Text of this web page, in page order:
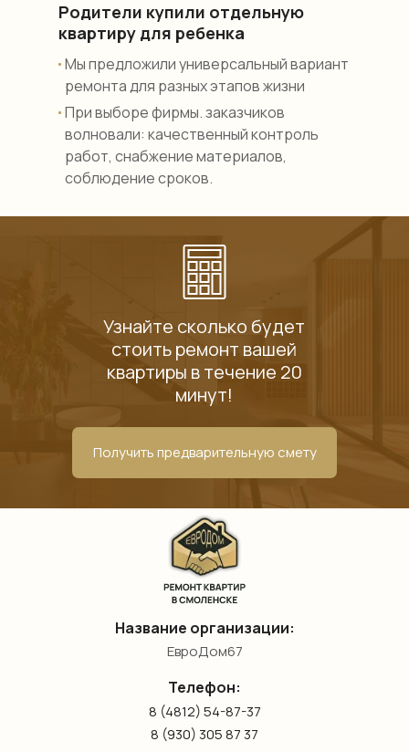
Родители купили отдельную
квартиру для ребенка
Мы предложили универсальный вариант
ремонта для разных этапов жизни
При выборе фирмы. заказчиков
волновали: качественный контроль
работ, снабжение материалов,
соблюдение сроков.
Узнайте сколько будет
стоить ремонт вашей
квартиры в течение 20
минут!
Получить предварительную смету
Название организации:
ЕвроДом67
8 (930) 305 87 37
Телефон:
8 (4812) 54-87-37